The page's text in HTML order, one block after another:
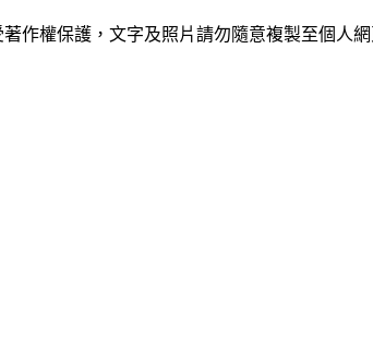
作權保護，文字及照片請勿隨意複製至個人網